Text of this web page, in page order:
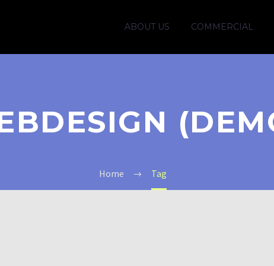
ABOUT US COMMERCIAL
Home Tag